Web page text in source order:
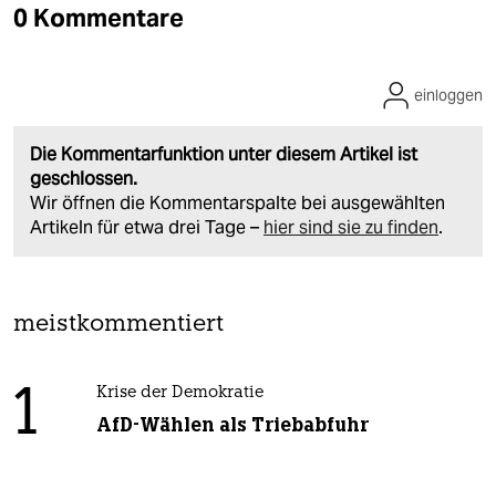
0 Kommentare
Die Kommentarfunktion unter diesem Artikel ist
geschlossen.
Wir öffnen die Kommentarspalte bei ausgewählten
Artikeln für etwa drei Tage – hier sind sie zu finden.
einloggen
meistkommentiert
1 Krise der Demokratie
AfD-Wählen als Triebabfuhr